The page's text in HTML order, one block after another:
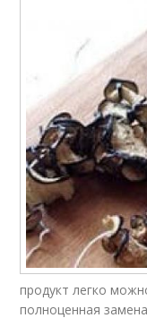
продукт легко
полноценная